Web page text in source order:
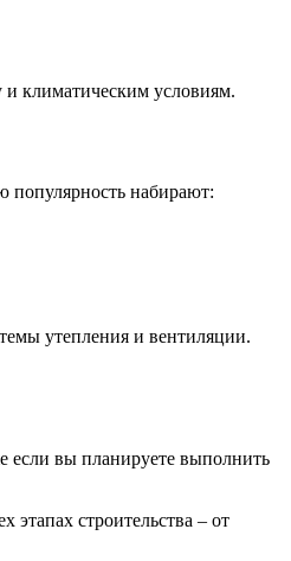
и климатическим условиям.
популярность набирают:
утепления и вентиляции.
если вы планируете выполнить
строительства – от